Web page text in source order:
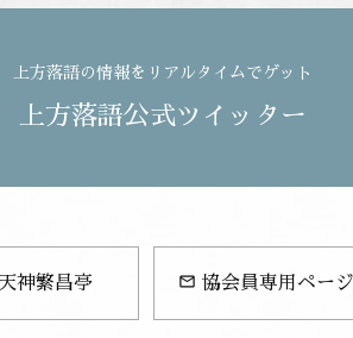
上方落語の情報をリアルタイムでゲット
上方落語公式ツイッター
神繁昌亭 mail_outline 協会員専用ページ